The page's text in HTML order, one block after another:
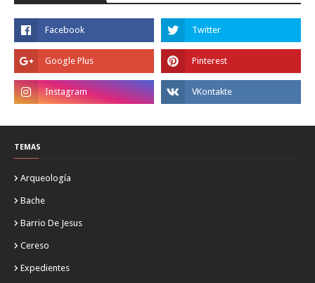
TEMAS
Arqueología
Bache
Barrio De Jesus
Cereso
Expedientes